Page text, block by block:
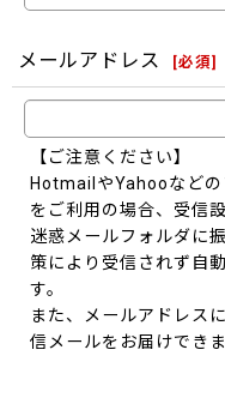
メールアドレス [必須]
【ご注意ください】
HotmailやYahooなど
をご利用の場合、受信
迷惑メールフォルダに
策により受信されず自
す。
また、メールアドレス
信メールをお届けでき